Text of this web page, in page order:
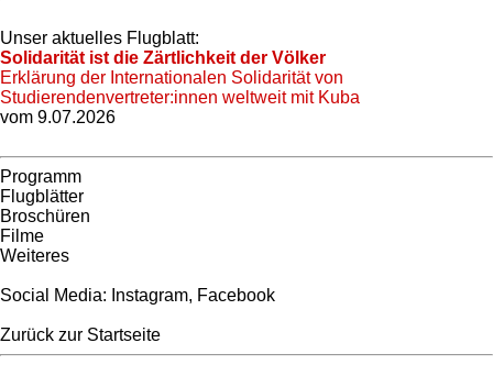
Unser aktuelles Flugblatt:
Solidarität ist die Zärtlichkeit der Völker
Erklärung der Internationalen Solidarität von
Studierendenvertreter:innen weltweit mit Kuba
vom 9.07.2026
Programm
Flugblätter
Broschüren
Filme
Weiteres
Social Media: Instagram, Facebook
Zurück zur Startseite